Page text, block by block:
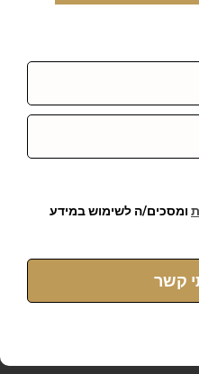
ומסכים/ה לשימוש במידע
קשר